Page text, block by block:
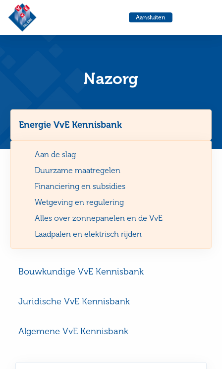
Aansluiten
Nazorg
Energie VvE Kennisbank
Aan de slag
Duurzame maatregelen
Financiering en subsidies
Wetgeving en regulering
Alles over zonnepanelen en de VvE
Laadpalen en elektrisch rijden
Bouwkundige VvE Kennisbank
Juridische VvE Kennisbank
Algemene VvE Kennisbank